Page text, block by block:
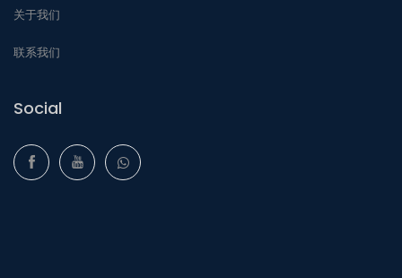
关于我们
联系我们
Social